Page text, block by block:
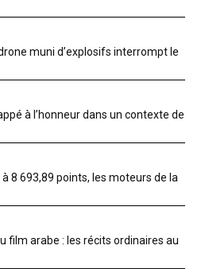
muni d’explosifs interrompt le
à l’honneur dans un contexte de
8 693,89 points, les moteurs de la
film arabe : les récits ordinaires au